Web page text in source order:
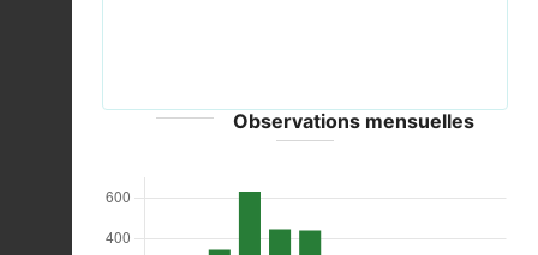
Observations mensuelles